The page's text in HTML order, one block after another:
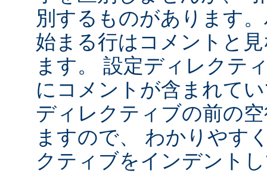
別するものがあります
始まる行はコメントと
ます。 設定ディレクテ
にコメントが含まれて
ディレクティブの前の
ますので、 わかりやす
クティブをインデント